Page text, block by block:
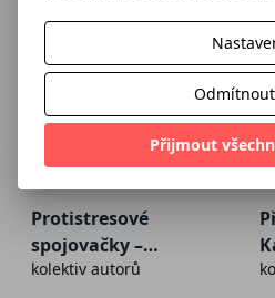
- 10 %
Protistresové
spojovačky –
Království zvířat
kolektiv autorů
Přijmout